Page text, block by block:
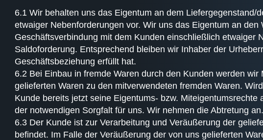
6.1 Wir behalten uns das Eigentum an dem
etwaiger Nebenforderungen vor. Wir uns das Eigentum an
Geschäftsverbindung mit dem Kunden einschließlich etwaiger
Saldoforderung. Entsprechend bleiben wir Inhaber der
Geschäftsbeziehung erfüllt hat.
6.2 Bei Einbau in fremde Waren durch den Kunden werden
gelieferten Waren zu den mitverwendeten fremden Waren.
Kunde bereits jetzt seine Eigentums- bzw.
der notwendigen Sorgfalt für uns. Wir nehmen die Abtretung an.
6.3 Der Kunde ist zur Verarbeitung und Veräußerung der
befindet. Im Falle der Veräußerung der von uns gelieferten